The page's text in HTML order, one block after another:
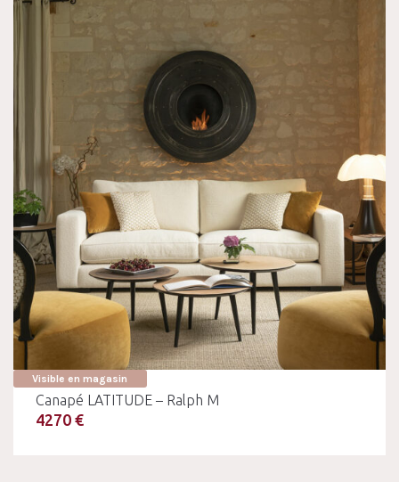
Visible en magasin
Canapé LATITUDE – Ralph M
4270 €